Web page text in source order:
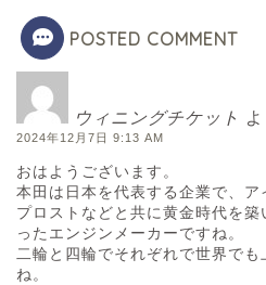
POSTED COMMENT
ウィニングチケット
2024年12月7日 9:13 AM
おはようございます。
本田は日本を代表する企業で、ア
プロストなどと共に黄金時代を
ったエンジンメーカーですね。
二輪と四輪でそれぞれで世界で
ね。